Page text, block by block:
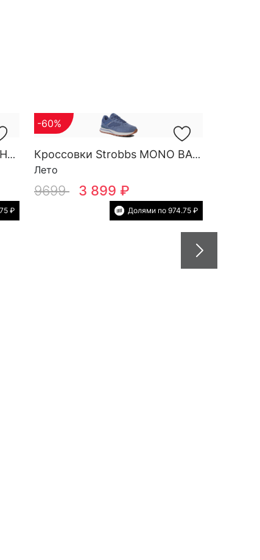
Кроссовки Strobbs FINDER HG M 3788-2
₽
Кроссовки Strobbs MONO BASE W 7552-5
Лето
-60%
9699 3 899 ₽
Долями по 974.75 ₽